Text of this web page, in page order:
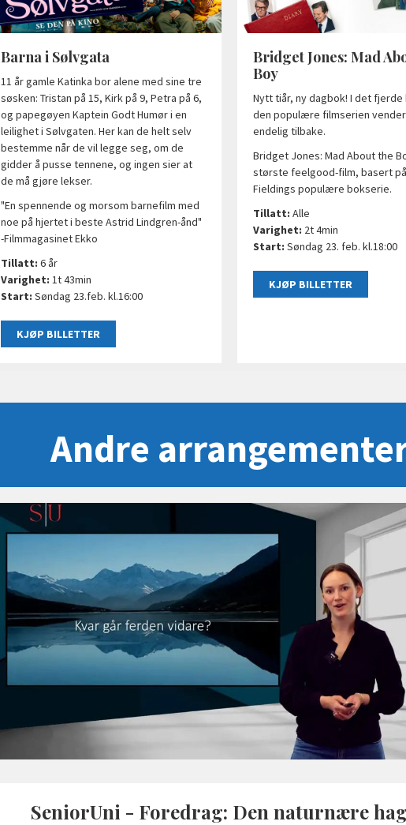
Barna i Sølvgata
11 år gamle Katinka bor alene med sine tre
søsken: Tristan på 15, Kirk på 9, Petra på 6,
og papegøyen Kaptein Godt Humør i en
leilighet i Sølvgaten. Her kan de helt selv
bestemme når de vil legge seg, om de
gidder å pusse tennene, og ingen sier at
de må gjøre lekser.
"En spennende og morsom barnefilm med
noe på hjertet i beste Astrid Lindgren-ånd"
-Filmmagasinet Ekko
Tillatt: 6år
Varighet: 1t 43min
Start: Søndag 23.feb. kl.16:00
KJØP BILLETTER
Bridget Jones: Mad
Boy
Nytt tiår, ny dagbok! I det
den populære filmserien
endelig tilbake.
Bridget Jones: Mad About the
største feelgood-film, basert
Fieldings populære bokserie.
Tillatt: Alle
Varighet: 2t 4min
Start: Søndag 23. feb. kl.18:00
KJØP BILLETTER
Andre
SeniorUni - Foredrag: Den naturnære